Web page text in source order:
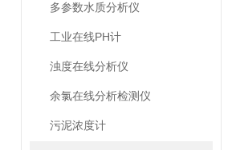
多参数水质分析仪
工业在线PH计
浊度在线分析仪
余氯在线分析检测仪
污泥浓度计